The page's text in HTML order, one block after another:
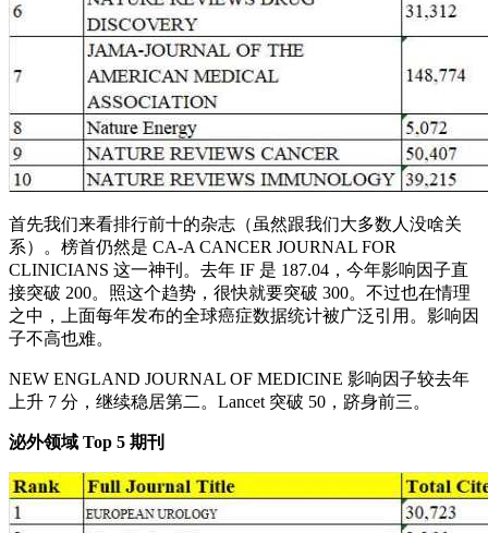
首先我们来看排行前十的杂志（虽然跟我们大多数人没啥关
系）。榜首仍然是 CA-A CANCER JOURNAL FOR
CLINICIANS 这一神刊。去年 IF 是 187.04，今年影响因子直
接突破 200。照这个趋势，很快就要突破 300。不过也在情理
之中，上面每年发布的全球癌症数据统计被广泛引用。影响因
子不高也难。
NEW ENGLAND JOURNAL OF MEDICINE 影响因子较去年
上升 7 分，继续稳居第二。Lancet 突破 50，跻身前三。
泌外领域 Top 5 期刊